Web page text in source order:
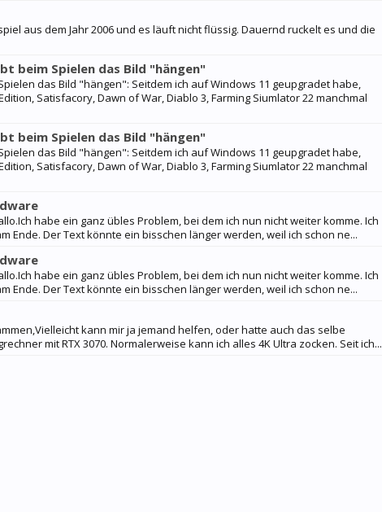
aus dem Jahr 2006 und es läuft nicht flüssig. Dauernd ruckelt es und die
beim Spielen das Bild "hängen"
das Bild "hängen": Seitdem ich auf Windows 11 geupgradet habe,
Satisfacory, Dawn of War, Diablo 3, Farming Siumlator 22 manchmal
beim Spielen das Bild "hängen"
das Bild "hängen": Seitdem ich auf Windows 11 geupgradet habe,
Satisfacory, Dawn of War, Diablo 3, Farming Siumlator 22 manchmal
habe ein ganz übles Problem, bei dem ich nun nicht weiter komme. Ich
Ende. Der Text könnte ein bisschen länger werden, weil ich schon ne...
habe ein ganz übles Problem, bei dem ich nun nicht weiter komme. Ich
Ende. Der Text könnte ein bisschen länger werden, weil ich schon ne...
kann mir ja jemand helfen, oder hatte auch das selbe
mit RTX 3070. Normalerweise kann ich alles 4K Ultra zocken. Seit ich...